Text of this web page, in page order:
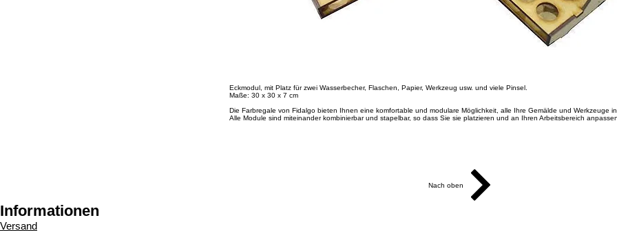
Eckmodul, mit Platz für zwei Wasserbecher, Flaschen, Papier, Werkzeug usw. und viele Pinsel.
Maße: 30 x 30 x 7 cm
Die Farbregale von Fidalgo bieten Ihnen eine komfortable und modulare Möglichkeit, alle Ihre Gemälde und Werkzeuge
Alle Module sind miteinander kombinierbar und stapelbar, so dass Sie sie platzieren und an Ihren Arbeitsbereich
Nach oben
Informationen
Versand